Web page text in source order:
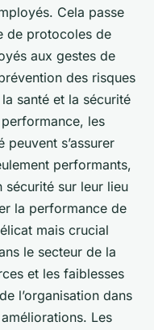
Cela passe
de protocoles de
aux gestes de
des risques
santé et la sécurité
les
s’assurer
performants,
sécurité sur leur lieu
la performance de
mais crucial
le secteur de la
et les faiblesses
l’organisation dans
Les